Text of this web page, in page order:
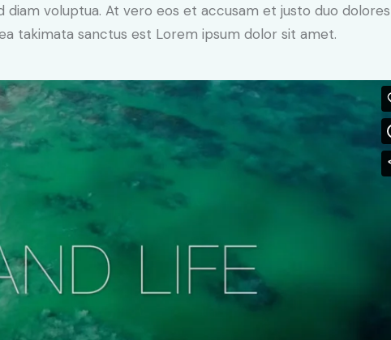
voluptua. At vero eos et accusam et justo duo
takimata sanctus est Lorem ipsum dolor sit amet.